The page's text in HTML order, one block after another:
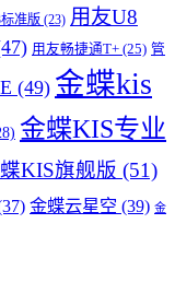
准版 (23) 用友U8
用友畅捷通T+ (25) 管
(49) 金蝶kis
金蝶KIS专业
KIS旗舰版 (51)
金蝶云星空 (39) 金